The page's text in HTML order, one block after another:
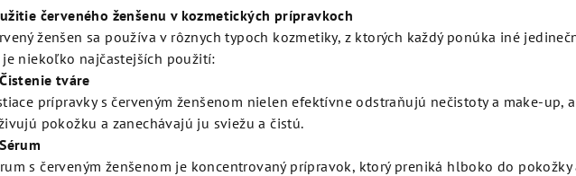
červeného ženšenu v kozmetických prípravkoch
ženšen sa používa v rôznych typoch kozmetiky, z ktorých každý ponúka iné
je niekoľko najčastejších použití:
tváre
prípravky s červeným ženšenom nielen efektívne odstraňujú nečistoty a make-up,
pokožku a zanechávajú ju sviežu a čistú.
s červeným ženšenom je koncentrovaný prípravok, ktorý preniká hlboko do